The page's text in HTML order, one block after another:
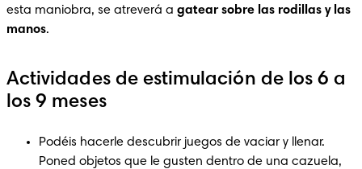
esta maniobra, se atreverá a gatear sobre las rodillas y las
manos.
Actividades de estimulación de los 6 a
los 9 meses
Podéis hacerle descubrir juegos de vaciar y llenar.
Poned objetos que le gusten dentro de una cazuela,